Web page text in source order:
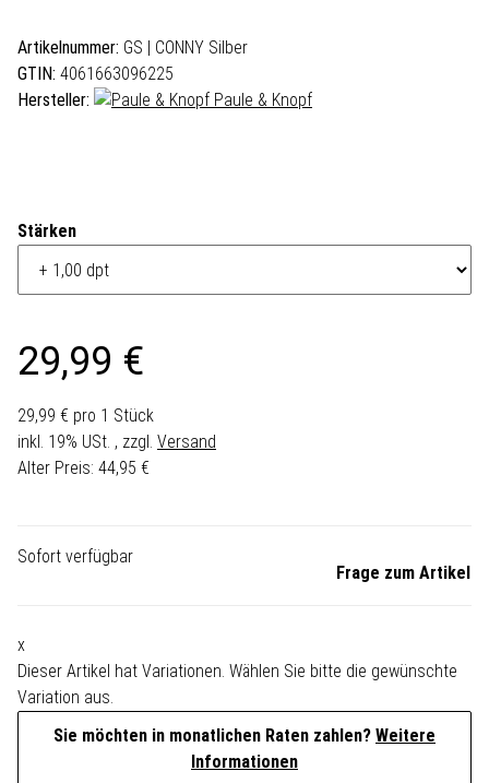
Artikelnummer: GS | CONNY Silber
GTIN: 4061663096225
Hersteller:
Paule & Knopf
Stärken
29,99 €
29,99 € pro 1 Stück
inkl. 19% USt. , zzgl. Versand
Alter Preis: 44,95 €
Sofort verfügbar
Frage zum Artikel
x
Dieser Artikel hat Variationen. Wählen Sie bitte die gewünschte
Variation aus.
Sie möchten in monatlichen Raten zahlen? Weitere
Informationen